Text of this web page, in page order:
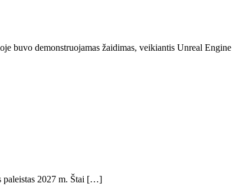
buvo demonstruojamas žaidimas, veikiantis Unreal Engine
paleistas 2027 m. Štai […]